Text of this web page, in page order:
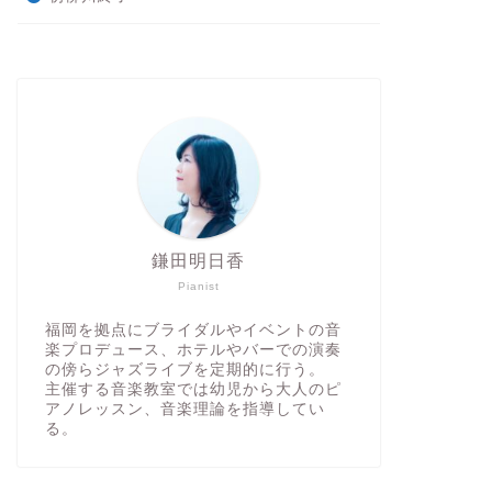
Pianist
鎌田明日香
福岡を拠点にブライダルやイベントの音
楽プロデュース、ホテルやバーでの演奏
の傍らジャズライブを定期的に行う。
主催する音楽教室では幼児から大人のピ
アノレッスン、音楽理論を指導してい
る。